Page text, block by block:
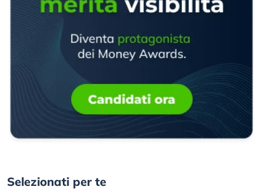
Selezionati per te